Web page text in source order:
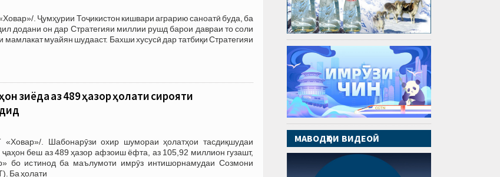
. Ҷумҳурии Тоҷикистон кишвари аграрию саноатӣ буда, ба
додани он дар Стратегияи миллии рушд барои давраи то соли
мамлакат муайян шудааст. Бахши хусусӣ дар татбиқи Стратегияи
зиёда аз 489 ҳазор ҳолати сирояти
. Шабонарӯзи охир шумораи ҳолатҳои тасдиқшудаи
ҷаҳон беш аз 489 ҳазор афзоиш ёфта, аз 105,92 миллион гузашт,
бо истинод ба маълумоти имрӯз интишорнамудаи Созмони
Ба ҳолати
МАВОДҲОИ ВИДЕОӢ